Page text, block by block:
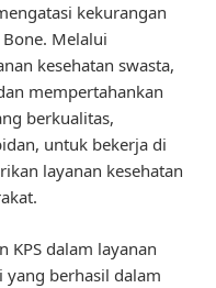
kekurangan
Melalui
kesehatan swasta,
mempertahankan
berkualitas,
untuk bekerja di
layanan kesehatan
KPS dalam layanan
yang berhasil dalam